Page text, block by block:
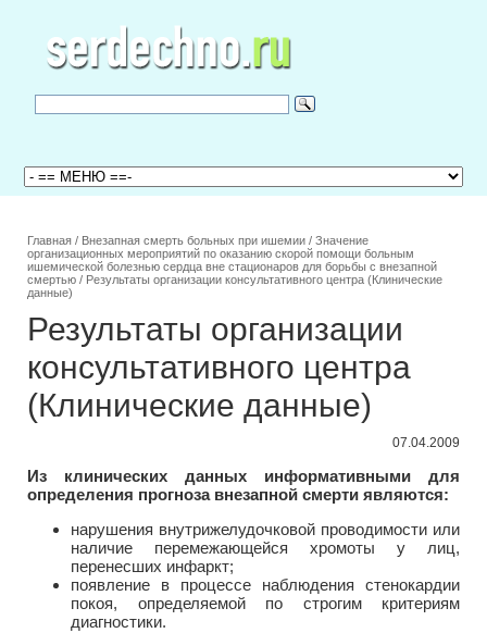
Главная / Внезапная смерть больных при ишемии / Значение
организационных мероприятий по оказанию скорой помощи больным
ишемической болезнью сердца вне стационаров для борьбы с внезапной
смертью / Результаты организации консультативного центра (Клинические
данные)
Результаты организации
консультативного центра
(Клинические данные)
07.04.2009
Из клинических данных информативными для
определения прогноза внезапной смерти являются:
нарушения внутрижелудочковой проводимости или
наличие перемежающейся хромоты у лиц,
перенесших инфаркт;
появление в процессе наблюдения стенокардии
покоя, определяемой по строгим критериям
диагностики.